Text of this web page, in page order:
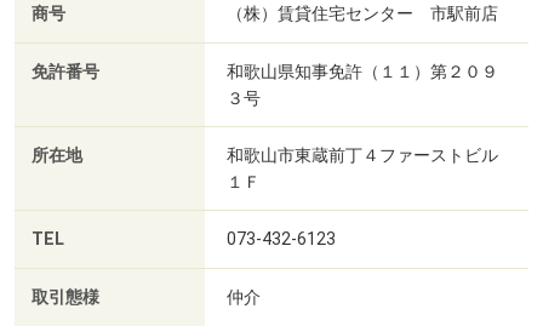
商号 （株）賃貸住宅センター 市駅前店
免許番号
和歌山県知事免許（１１）第２０９
３号
所在地
和歌山市東蔵前丁４ファーストビル
１Ｆ
TEL 073-432-6123
取引態様 仲介